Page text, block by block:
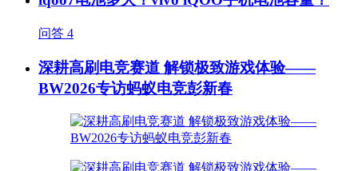
问答 4
深耕高刷电竞赛道 解锁极致游戏体验——
BW2026专访蚂蚁电竞彭新春